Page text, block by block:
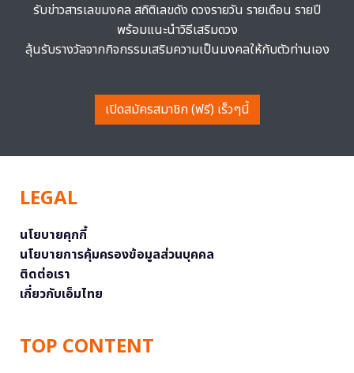
รับข่าวสารเลขมงคล สถิติเลขดัง ดวงรายวัน รายเดือน รายปี
พร้อมแนะนำวิธีเสริมดวง
ลุ้นรับรางวัลจากกิจกรรมเสริมความเป็นมงคลให้กับตัวท่านเอง
เปิดสมัครสมาชิก (ฟรี) เร็วๆนี้
LEGAL
นโยบายคุกกี้
นโยบายการคุ้มครองข้อมูลส่วนบุคคล
ติดต่อเรา
เกี่ยวกับเอ็มไทย
TOP CONTENT